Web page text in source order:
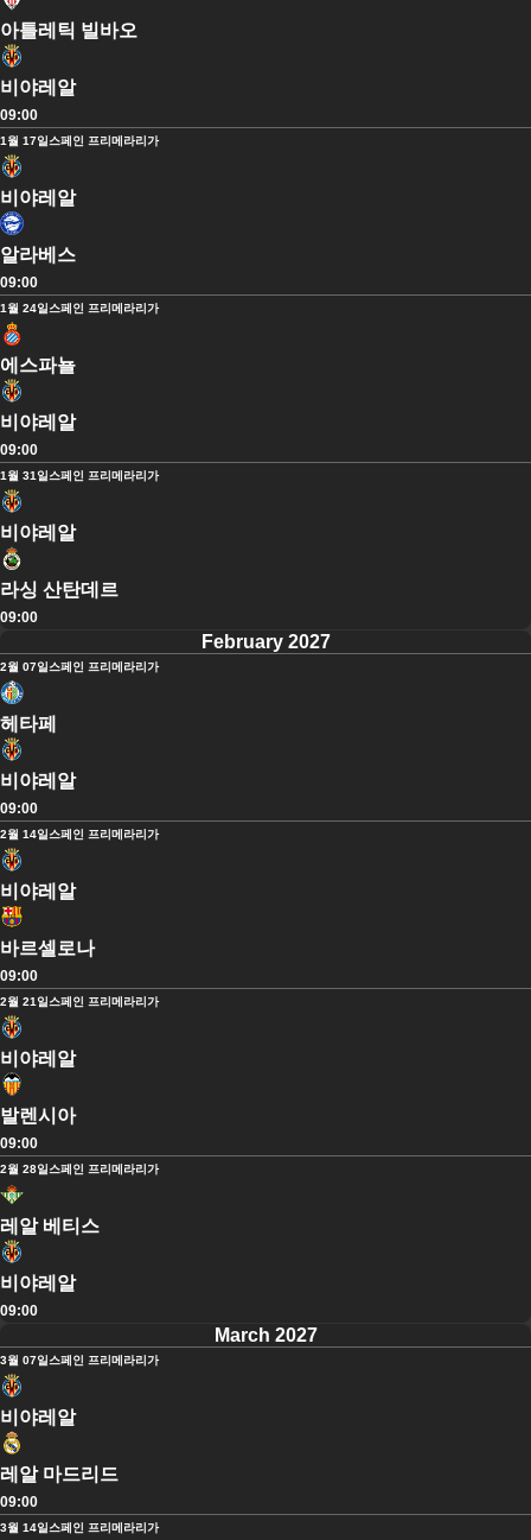
아틀레틱 빌바오
비야레알
09:00
1월 17일스페인 프리메라리가
비야레알
알라베스
09:00
1월 24일스페인 프리메라리가
에스파뇰
비야레알
09:00
1월 31일스페인 프리메라리가
비야레알
라싱 산탄데르
09:00
February 2027
2월 07일스페인 프리메라리가
헤타페
비야레알
09:00
2월 14일스페인 프리메라리가
비야레알
바르셀로나
09:00
2월 21일스페인 프리메라리가
비야레알
발렌시아
09:00
2월 28일스페인 프리메라리가
레알 베티스
비야레알
09:00
March 2027
3월 07일스페인 프리메라리가
비야레알
레알 마드리드
09:00
3월 14일스페인 프리메라리가